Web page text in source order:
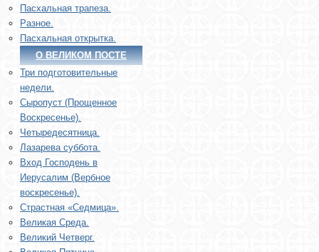
Пасхальная трапеза.
Разное.
Пасхальная открытка.
О ВЕЛИКОМ ПОСТЕ
Три подготовительные
недели.
Сыропуст (Прощенное
Воскресенье).
Четыредесятница.
Лазарева суббота.
Вход Господень в
Иерусалим (Вербное
воскресенье).
Страстная «Седмица».
Великая Среда.
Великий Четверг.